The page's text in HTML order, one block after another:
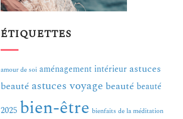
ÉTIQUETTES
amour de soi aménagement intérieurastuces
beauté astuces voyage beauté beauté
2025 bien-être bienfaits de la méditation